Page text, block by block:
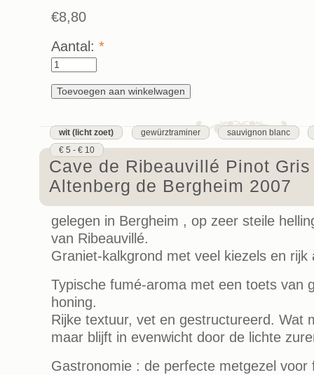
€8,80
Aantal: *
wit (licht zoet) gewürztraminer
sauvignon blanc
€ 5 - € 10
Cave de Ribeauvillé Pinot
Altenberg de Bergheim 2007
gelegen in Bergheim , op zeer steile
van Ribeauvillé.
Graniet-kalkgrond met veel kiezels en rijk
Typische fumé-aroma met een toets van
honing.
Rijke textuur, vet en gestructureerd. Wat
maar blijft in evenwicht door de lichte
Gastronomie : de perfecte metgezel voor